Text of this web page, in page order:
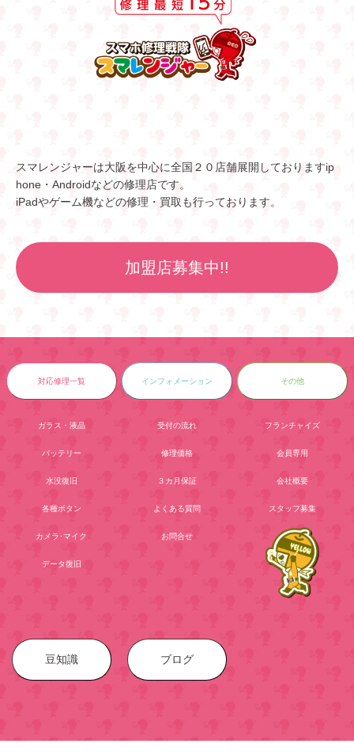
スマレンジャーは大阪を中心に全国２０店舗展開しておりますip
hone・Androidなどの修理店です。
iPadやゲーム機などの修理・買取も行っております。
加盟店募集中!!
対応修理一覧
ガラス・液晶
バッテリー
水没復旧
各種ボタン
カメラ･マイク
データ復旧
インフォメーション
受付の流れ
修理価格
３カ月保証
よくある質問
お問合せ
その他
フランチャイズ
会員専用
会社概要
スタッフ募集
豆知識 ブログ